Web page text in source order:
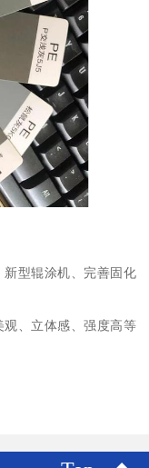
型辊涂机、完善固化
、立体感、强度高等